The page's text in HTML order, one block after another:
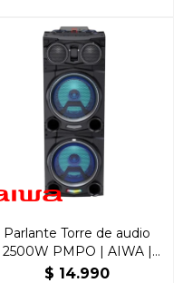
Parlante Torre de audio
2500W PMPO | AIWA |
AW-POC10
$ 14.990